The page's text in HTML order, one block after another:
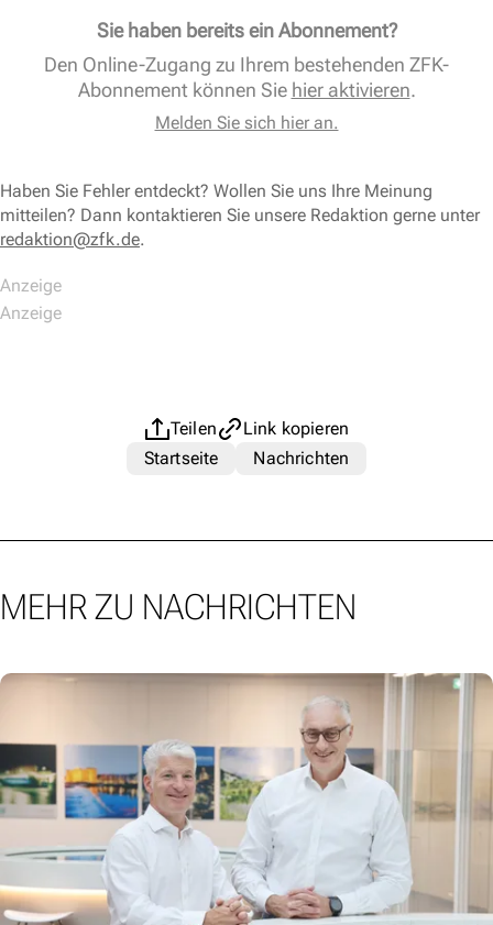
Sie haben bereits ein Abonnement?
Den Online-Zugang zu Ihrem bestehenden ZFK-
Abonnement können Sie hier aktivieren.
Melden Sie sich hier an.
Haben Sie Fehler entdeckt? Wollen Sie uns Ihre Meinung
mitteilen? Dann kontaktieren Sie unsere Redaktion gerne unter
redaktion@zfk.de.
Teilen
Link kopieren
Startseite
Nachrichten
MEHR ZU NACHRICHTEN